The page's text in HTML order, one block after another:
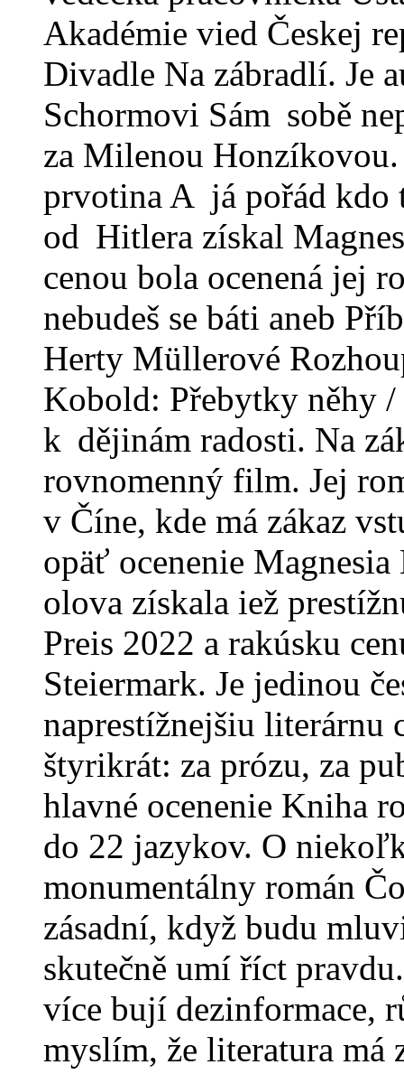
Akadémie vied Českej
Divadle Na zábradlí. Je
Schormovi Sám sobě
za Milenou
prvotina A já pořád kdo
od Hitlera získal
cenou bola ocenená jej
nebudeš se báti aneb
Herty Müllerové
Kobold: Přebytky něhy
k dějinám radosti. Na
rovnomenný film. Jej
v Číne, kde má zákaz
opäť ocenenie
olova získala iež
Preis 2022 a rakúsku
Steiermark. Je jedinou
naprestížnejšiu literárnu
štyrikrát: za prózu, za
hlavné ocenenie Kniha
do 22 jazykov. O
monumentálny román
zásadní, když budu
skutečně umí říct
více bují dezinformace,
myslím, že literatura má